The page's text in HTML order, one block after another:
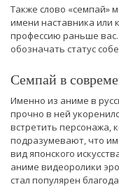
Также слово «семпай»
имени наставника или
профессию раньше
обозначать статус
Семпай в
Именно из аниме в
прочно в ней
встретить персонажа,
подразумевают, что
вид японского
аниме видеоролики
стал популярен